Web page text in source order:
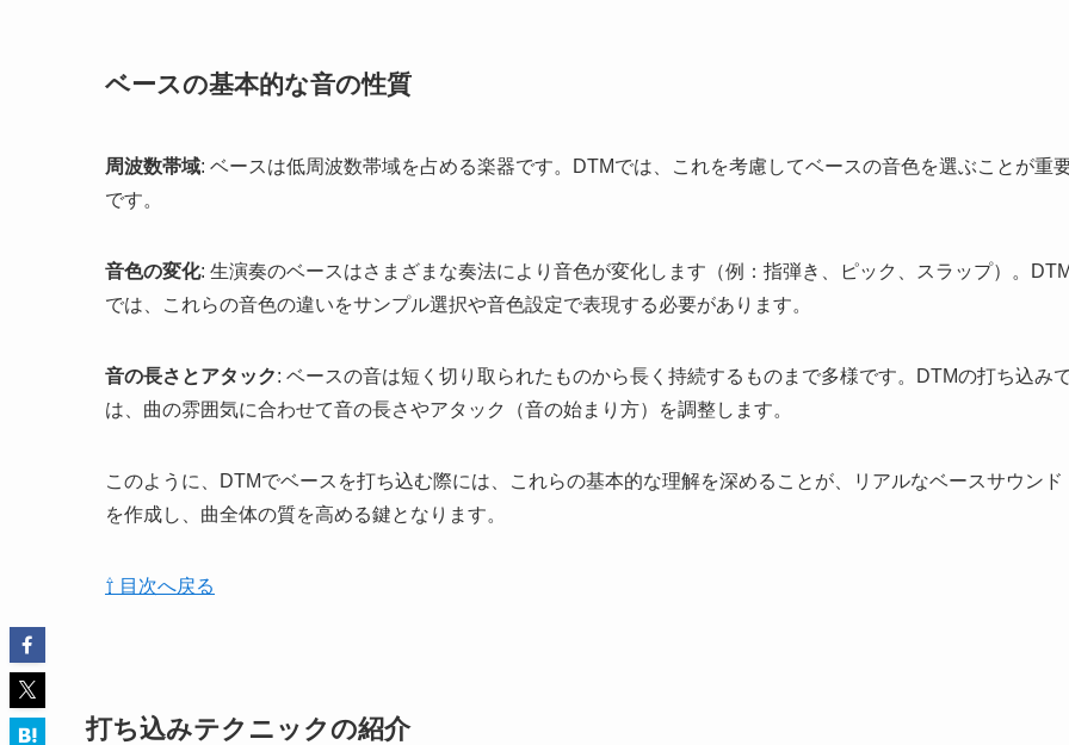
ベースの基本的な音の性質
周波数帯域: ベースは低周波数帯域を占める楽器です。DTMでは、これを考慮してベースの音色を選ぶことが重
です。
音色の変化: 生演奏のベースはさまざまな奏法により音色が変化します（例：指弾き、ピック、スラップ）。
では、これらの音色の違いをサンプル選択や音色設定で表現する必要があります。
音の長さとアタック: ベースの音は短く切り取られたものから長く持続するものまで多様です。DTMの打ち込み
は、曲の雰囲気に合わせて音の長さやアタック（音の始まり方）を調整します。
このように、DTMでベースを打ち込む際には、これらの基本的な理解を深めることが、リアルなベースサウンド
を作成し、曲全体の質を高める鍵となります。
⇧ 目次へ戻る
打ち込みテクニックの紹介